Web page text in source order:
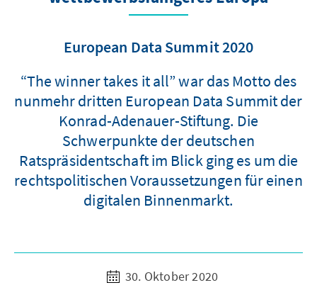
European Data Summit 2020
“The winner takes it all” war das Motto des
nunmehr dritten European Data Summit der
Konrad-Adenauer-Stiftung. Die
Schwerpunkte der deutschen
Ratspräsidentschaft im Blick ging es um die
rechtspolitischen Voraussetzungen für einen
digitalen Binnenmarkt.
30. Oktober 2020